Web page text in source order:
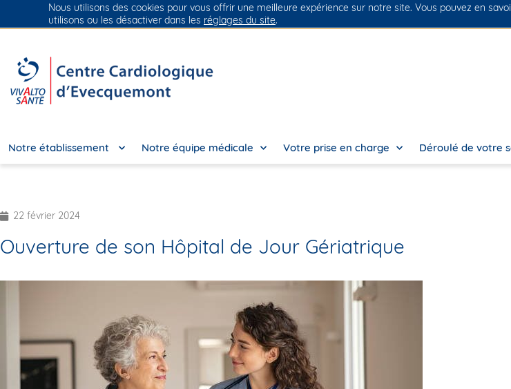
Groupe Vivalto Santé Entre nous, la vie
Notre établissement Notre équipe médicale Votre prise en charge Déroulé de votre
22 février 2024
Ouverture de son Hôpital de Jour Gériatrique
Nous utilisons des cookies pour vous offrir une meilleure expérience sur notre site. Vous pouvez en
utilisons ou les désactiver dans les réglages du site.